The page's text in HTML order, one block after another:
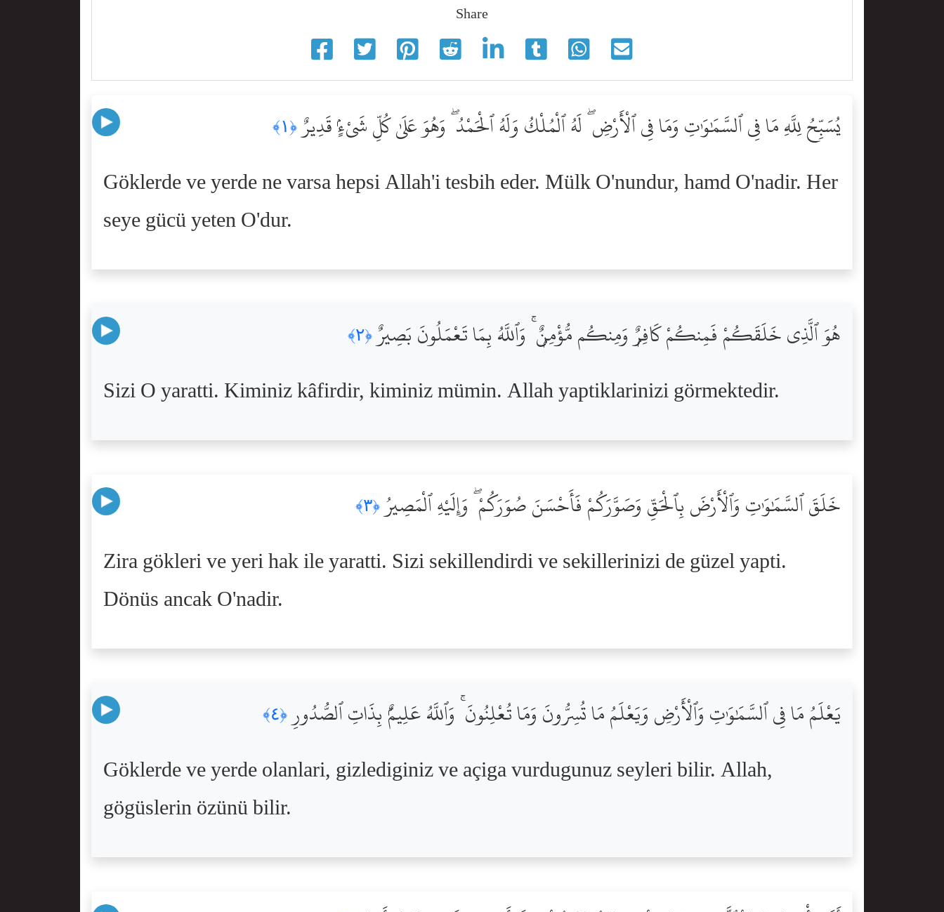
Share
يُسَبِّحُ لِلَّهِ مَا فِى ٱلسَّمَٰوَٰتِ وَمَا فِى ٱلْأَرْضِ ۖ لَهُ ٱلْمُلْكُ وَلَهُ ٱلْحَمْدُ ۖ وَهُوَ عَلَىٰ كُلِّ شَىْءٍۢ قَدِيرٌ﴿١﴾
Göklerde ve yerde ne varsa hepsi Allah'i tesbih eder. Mülk O'nundur, hamd O'nadir. Her
seye gücü yeten O'dur.
هُوَ ٱلَّذِى خَلَقَكُمْ فَمِنكُمْ كَافِرٌۭ وَمِنكُم مُّؤْمِنٌۭ ۚ وَٱللَّهُ بِمَا تَعْمَلُونَ بَصِيرٌ﴿٢﴾
Sizi O yaratti. Kiminiz kâfirdir, kiminiz mümin. Allah yaptiklarinizi görmektedir.
خَلَقَ ٱلسَّمَٰوَٰتِ وَٱلْأَرْضَ بِٱلْحَقِّ وَصَوَّرَكُمْ فَأَحْسَنَ صُوَرَكُمْ ۖ وَإِلَيْهِ ٱلْمَصِيرُ﴿٣﴾
Zira gökleri ve yeri hak ile yaratti. Sizi sekillendirdi ve sekillerinizi de güzel yapti.
Dönüs ancak O'nadir.
يَعْلَمُ مَا فِى ٱلسَّمَٰوَٰتِ وَٱلْأَرْضِ وَيَعْلَمُ مَا تُسِرُّونَ وَمَا تُعْلِنُونَ ۚ وَٱللَّهُ عَلِيمٌۢ بِذَاتِ ٱلصُّدُورِ ﴿٤﴾
Göklerde ve yerde olanlari, gizlediginiz ve açiga vurdugunuz seyleri bilir. Allah,
gögüslerin özünü bilir.